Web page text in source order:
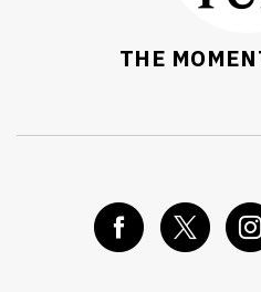
THE